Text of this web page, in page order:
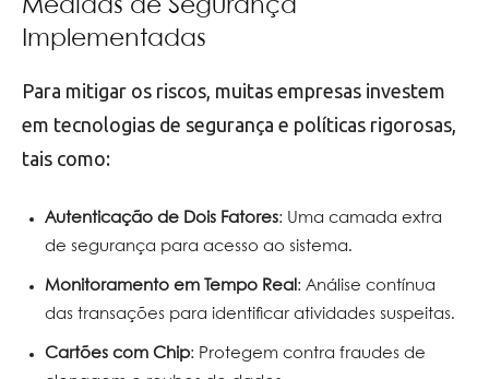
Medidas de Segurança
Implementadas
Para mitigar os riscos, muitas empresas investem
em tecnologias de segurança e políticas rigorosas,
tais como:
Autenticação de Dois Fatores: Uma camada extra
de segurança para acesso ao sistema.
Monitoramento em Tempo Real : Análise contínua
das transações para identificar atividades suspeitas.
Cartões com Chip: Protegem contra fraudes de